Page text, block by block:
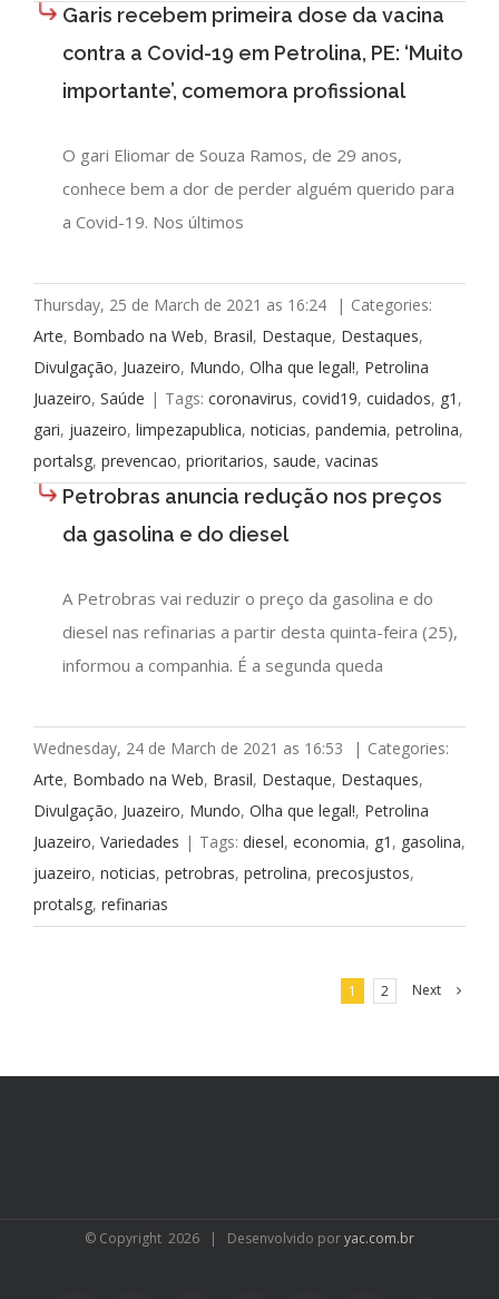
Garis recebem primeira dose da vacina
contra a Covid-19 em Petrolina, PE: ‘Muito
importante’, comemora profissional
O gari Eliomar de Souza Ramos, de 29 anos,
conhece bem a dor de perder alguém querido para
a Covid-19. Nos últimos
Thursday, 25 de March de 2021 as 16:24 | Categories:
Arte, Bombado na Web, Brasil, Destaque, Destaques,
Divulgação, Juazeiro, Mundo, Olha que legal!, Petrolina
Juazeiro, Saúde | Tags: coronavirus, covid19, cuidados, g1 ,
gari, juazeiro, limpezapublica, noticias, pandemia, petrolina,
portalsg, prevencao, prioritarios, saude, vacinas
Petrobras anuncia redução nos preços
da gasolina e do diesel
A Petrobras vai reduzir o preço da gasolina e do
diesel nas refinarias a partir desta quinta-feira (25),
informou a companhia. É a segunda queda
Wednesday, 24 de March de 2021 as 16:53 | Categories:
Arte, Bombado na Web, Brasil, Destaque, Destaques,
Divulgação, Juazeiro, Mundo, Olha que legal!, Petrolina
Juazeiro, Variedades | Tags: diesel, economia, g1 , gasolina,
juazeiro, noticias, petrobras, petrolina, precosjustos,
protalsg, refinarias
1 2 Next
© Copyright 2026 | Desenvolvido poryac.com.br